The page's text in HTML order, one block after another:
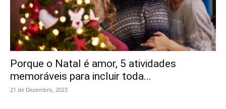
Porque o Natal é amor, 5 atividades
memoráveis para incluir toda...
21 de Dezembro, 2023